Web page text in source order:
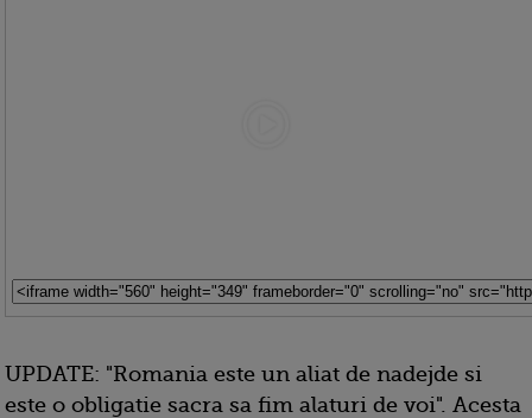
UPDATE: "Romania este un aliat de nadejde si
este o obligatie sacra sa fim alaturi de voi". Acesta